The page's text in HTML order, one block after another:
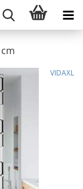
VIDAXL